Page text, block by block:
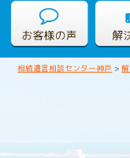
相続遺言相談センター神戸 >